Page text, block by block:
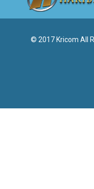
© 2017 Kricom All